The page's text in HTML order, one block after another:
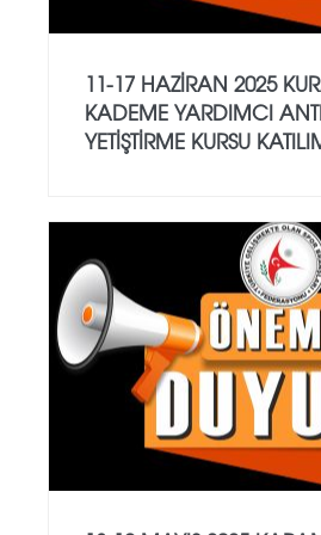
11-17 HAZİRAN 2025
KADEME YARDIMCI
YETİŞTİRME KURSU